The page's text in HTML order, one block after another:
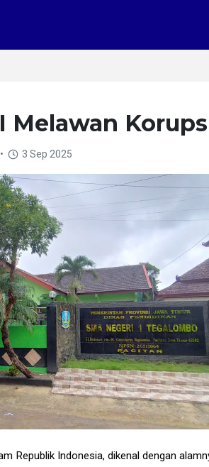
Melawan
• 3 Sep 2025
Republik Indonesia, dikenal dengan